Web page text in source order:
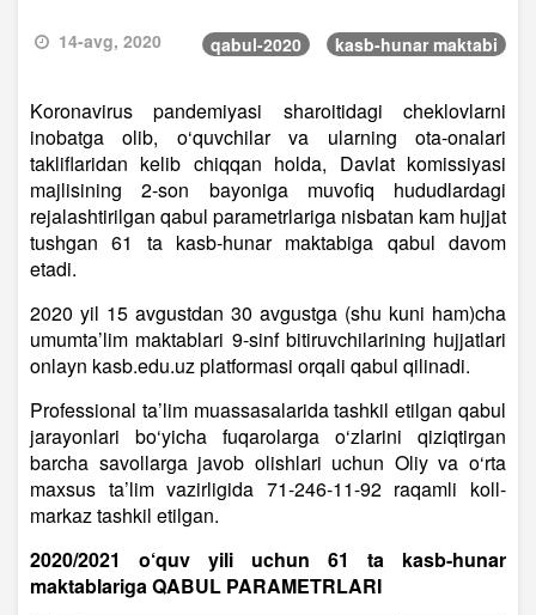
14-avg, 2020 qabul-2020 kasb-hunar maktabi
Koronavirus pandemiyasi sharoitidagi cheklovlarni
inobatga olib, o‘quvchilar va ularning ota-onalari
takliflaridan kelib chiqqan holda, Davlat komissiyasi
majlisining 2-son bayoniga muvofiq hududlardagi
rejalashtirilgan qabul parametrlariga nisbatan kam hujjat
tushgan 61 ta kasb-hunar maktabiga qabul davom
etadi.
2020 yil 15 avgustdan 30 avgustga (shu kuni ham)cha
umumta’lim maktablari 9-sinf bitiruvchilarining hujjatlari
onlayn kasb.edu.uz platformasi orqali qabul qilinadi.
Professional ta’lim muassasalarida tashkil etilgan qabul
jarayonlari bo‘yicha fuqarolarga o‘zlarini qiziqtirgan
barcha savollarga javob olishlari uchun Oliy va o‘rta
maxsus ta’lim vazirligida 71-246-11-92 raqamli koll-
markaz tashkil etilgan.
2020/2021 o‘quv yili uchun 61 ta kasb-hunar
maktablariga QABUL PARAMETRLARI